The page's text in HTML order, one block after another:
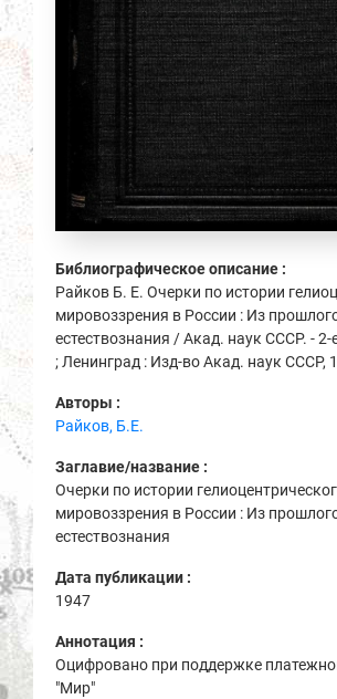
Библиографическое описание :
Райков Б. Е. Очерки по истории
мировоззрения в России : Из
естествознания / Акад. наук СССР. -
; Ленинград : Изд-во Акад. наук СССР,
Авторы :
Райков, Б.Е.
Заглавие/название :
Очерки по истории
мировоззрения в России : Из
естествознания
Дата публикации :
1947
Аннотация :
Оцифровано при поддержке
"Мир"